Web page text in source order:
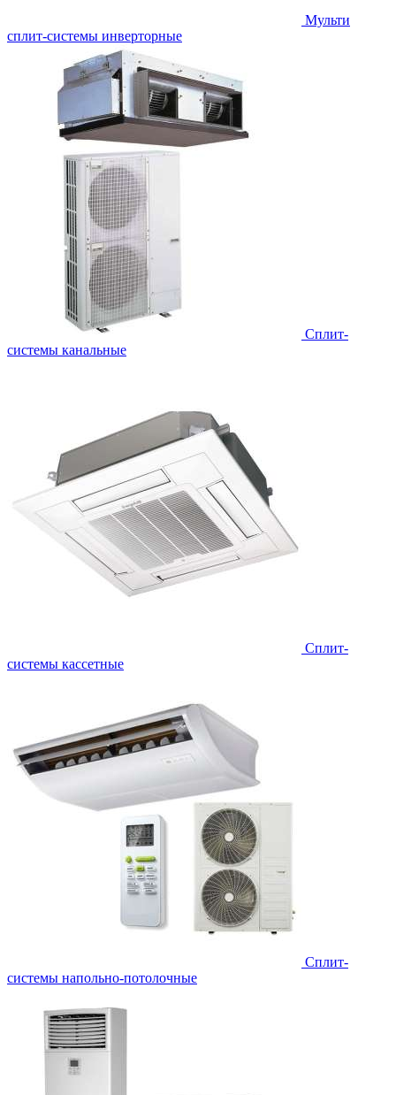
Мульти
сплит-системы инверторные
Сплит-
системы канальные
Сплит-
системы кассетные
Сплит-
системы напольно-потолочные